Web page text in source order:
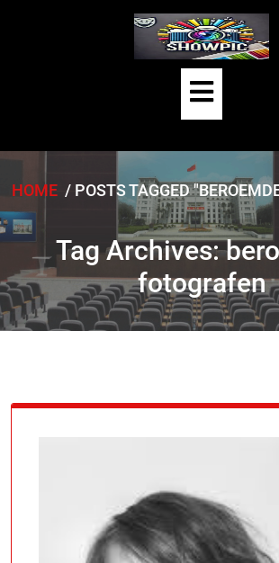
Open
Button
HOME / POSTS TAGGED
Tag Archives:
fotografen